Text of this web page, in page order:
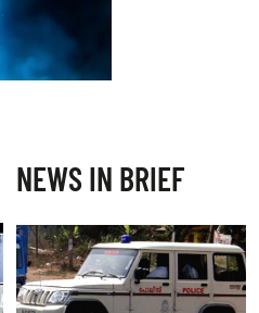
NEWS IN BRIEF